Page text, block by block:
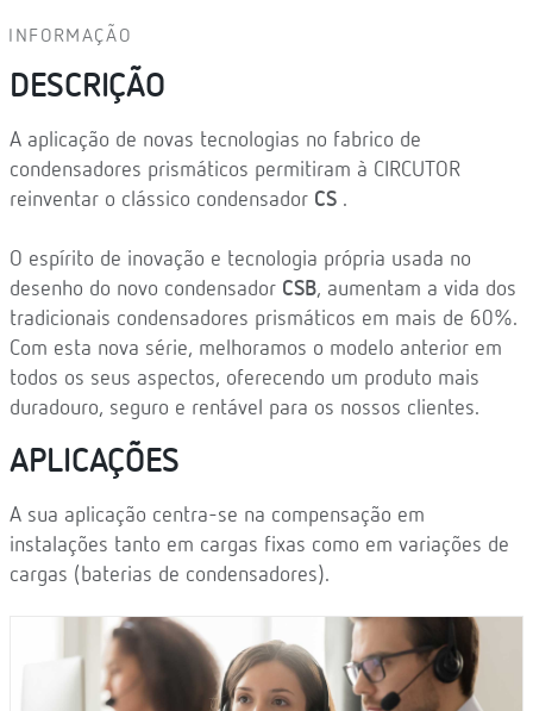
INFORMAÇÃO
DESCRIÇÃO
A aplicação de novas tecnologias no fabrico de
condensadores prismáticos permitiram à CIRCUTOR
reinventar o clássico condensador CS .
O espírito de inovação e tecnologia própria usada no
desenho do novo condensador CSB, aumentam a vida dos
tradicionais condensadores prismáticos em mais de 60%.
Com esta nova série, melhoramos o modelo anterior em
todos os seus aspectos, oferecendo um produto mais
duradouro, seguro e rentável para os nossos clientes.
APLICAÇÕES
A sua aplicação centra-se na compensação em
instalações tanto em cargas fixas como em variações de
cargas (baterias de condensadores).